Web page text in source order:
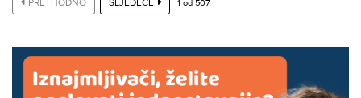
PRETHODNO SLJEDEĆE 1 od 507